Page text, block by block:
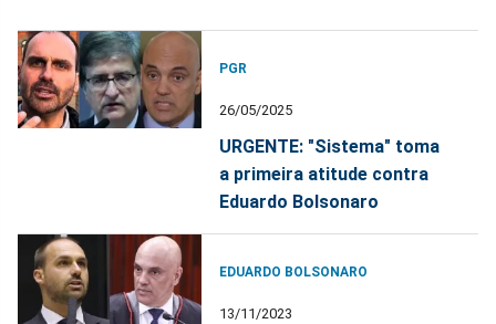
PGR
26/05/2025
URGENTE: "Sistema" toma
a primeira atitude contra
Eduardo Bolsonaro
EDUARDO BOLSONARO
13/11/2023